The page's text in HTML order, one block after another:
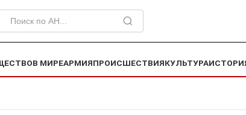
В МИРЕАРМИЯПРОИСШЕСТВИЯКУЛЬТУРА